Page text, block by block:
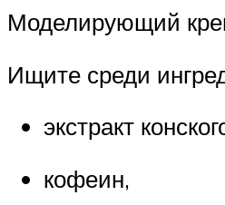
Моделирующий
Ищите среди
экстракт
кофеин,